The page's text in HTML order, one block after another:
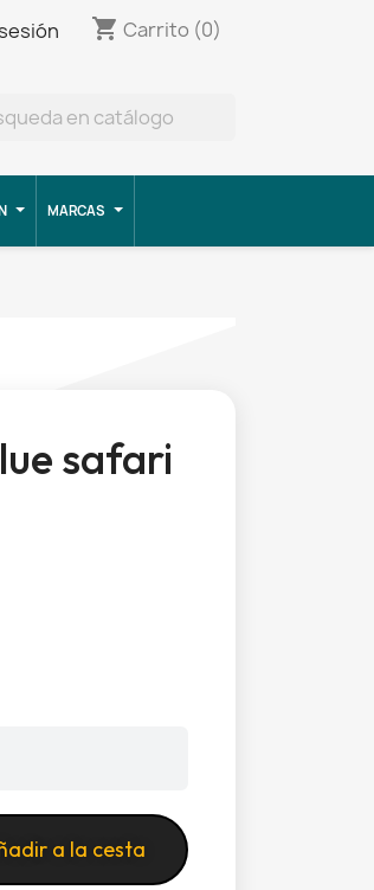
shopping_cart Carrito (0)
MARCAS
safari
a la cesta